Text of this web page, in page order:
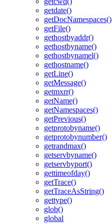
getdate()
getDocNamespaces()
getFile()
gethostbyaddr()
gethostbyname()
gethostbynamel()
gethostname()
getLine()
getMessage()
getmxrr()
getName()
getNamespaces()
getPrevious()
getprotobyname()
getprotobynumber()
getrandmax()
getservbyname()
getservbyport()
gettimeofday()
getTrace()
getTraceAsString()
gettype()
glob()
global